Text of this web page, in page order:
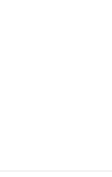
zitjes,